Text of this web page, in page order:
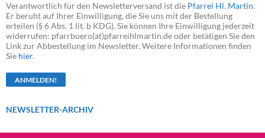
Verantwortlich für den Newsletterversand ist die Pfarrei Hl. Martin.
Er beruht auf Ihrer Einwilligung, die Sie uns mit der Bestellung
erteilen (§ 6 Abs. 1 lit. b KDG). Sie können Ihre Einwilligung jederzeit
widerrufen: pfarrbuero(at)pfarreihlmartin.de oder betätigen Sie den
Link zur Abbestellung im Newsletter. Weitere Informationen finden
Sie hier.
NEWSLETTER-ARCHIV